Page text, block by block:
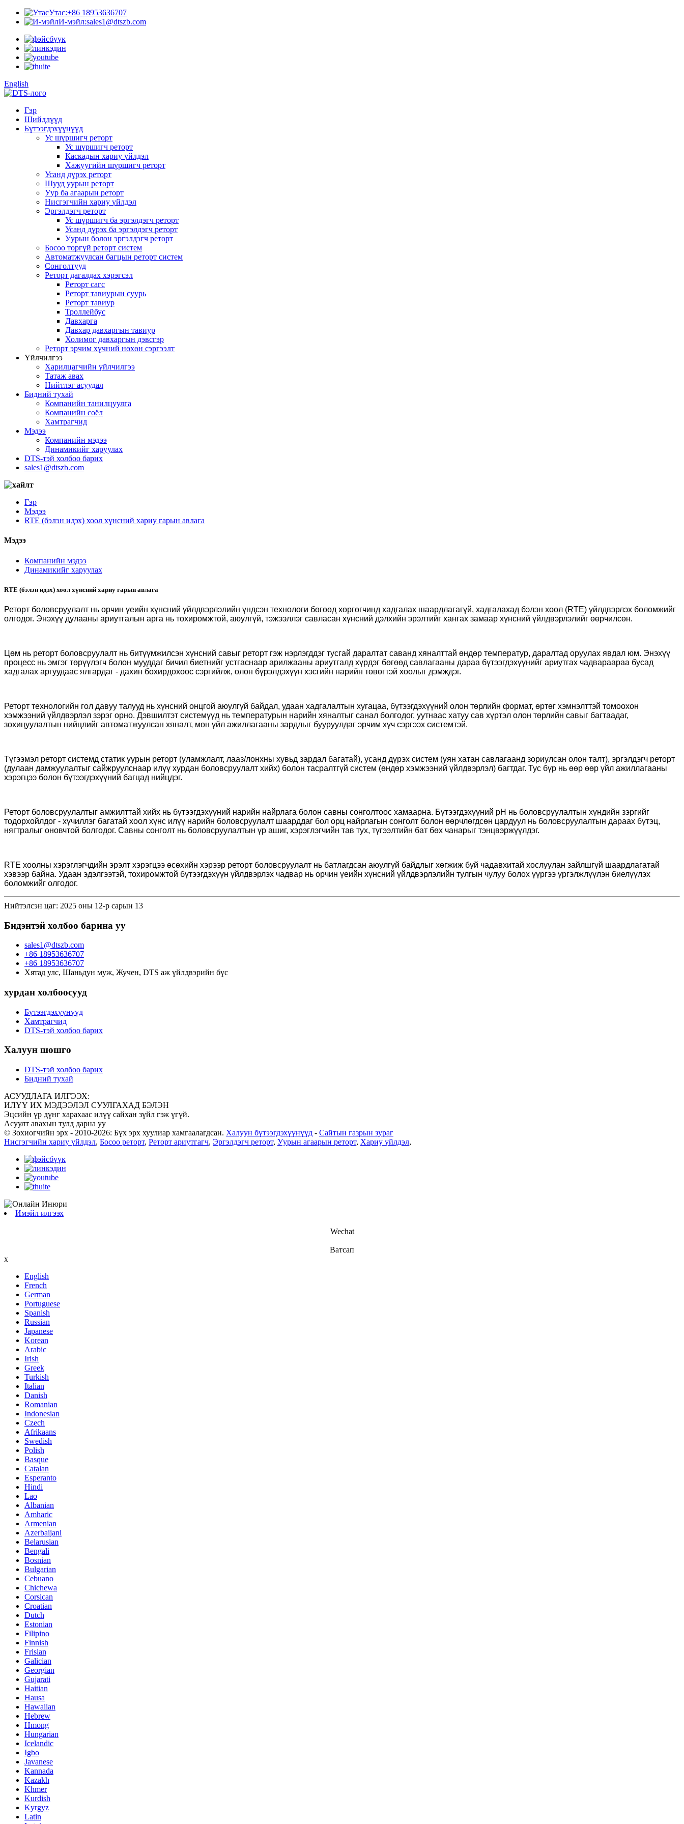
Утас:+86 18953636707
И-мэйл:sales1@dtszb.com
English
Гэр
Шийдлүүд
Бүтээгдэхүүнүүд
Ус шүршигч реторт
Ус шүршигч реторт
Каскадын хариу үйлдэл
Хажуугийн шүршигч реторт
Усанд дүрэх реторт
Шууд уурын реторт
Уур ба агаарын реторт
Нисгэгчийн хариу үйлдэл
Эргэлдэгч реторт
Ус шүршигч ба эргэлдэгч реторт
Усанд дүрэх ба эргэлдэгч реторт
Уурын болон эргэлдэгч реторт
Босоо торгүй реторт систем
Автоматжуулсан багцын реторт систем
Сонголтууд
Реторт дагалдах хэрэгсэл
Реторт сагс
Реторт тавиурын суурь
Реторт тавиур
Троллейбус
Давхарга
Давхар давхаргын тавиур
Холимог давхаргын дэвсгэр
Реторт эрчим хүчний нөхөн сэргээлт
Үйлчилгээ
Харилцагчийн үйлчилгээ
Татаж авах
Нийтлэг асуудал
Бидний тухай
Компанийн танилцуулга
Компанийн соёл
Хамтрагчид
Мэдээ
Компанийн мэдээ
Динамикийг харуулах
DTS-тэй холбоо барих
sales1@dtszb.com
Гэр
Мэдээ
RTE (бэлэн идэх) хоол хүнсний хариу гарын авлага
Мэдээ
Компанийн мэдээ
Динамикийг харуулах
RTE (бэлэн идэх) хоол хүнсний хариу гарын авлага
Реторт боловсруулалт нь орчин үеийн хүнсний үйлдвэрлэлийн үндсэн технологи бөгөөд хөргөгчинд хадгалах шаардлагагүй, хадгалахад бэлэн хоол (RTE) үйлдвэрлэх боломжийг
олгодог. Энэхүү дулааны ариутгалын арга нь тохиромжтой, аюулгүй, тэжээллэг савласан хүнсний дэлхийн эрэлтийг хангах замаар хүнсний үйлдвэрлэлийг өөрчилсөн.
Цөм нь реторт боловсруулалт нь битүүмжилсэн хүнсний савыг реторт гэж нэрлэгддэг тусгай даралтат саванд хяналттай өндөр температур, даралтад оруулах явдал юм. Энэхүү
процесс нь эмгэг төрүүлэгч болон мууддаг бичил биетнийг устгаснаар арилжааны ариутгалд хүрдэг бөгөөд савлагааны дараа бүтээгдэхүүнийг ариутгах чадвараараа бусад
хадгалах аргуудаас ялгардаг - дахин бохирдохоос сэргийлж, олон бүрэлдэхүүн хэсгийн нарийн төвөгтэй хоолыг дэмждэг.
Реторт технологийн гол давуу талууд нь хүнсний онцгой аюулгүй байдал, удаан хадгалалтын хугацаа, бүтээгдэхүүний олон төрлийн формат, өртөг хэмнэлттэй томоохон
хэмжээний үйлдвэрлэл зэрэг орно. Дэвшилтэт системүүд нь температурын нарийн хяналтыг санал болгодог, уутнаас хатуу сав хүртэл олон төрлийн савыг багтаадаг,
зохицуулалтын нийцлийг автоматжуулсан хяналт, мөн үйл ажиллагааны зардлыг бууруулдаг эрчим хүч сэргээх системтэй.
Түгээмэл реторт системд статик уурын реторт (уламжлалт, лааз/лонхны хувьд зардал багатай), усанд дүрэх систем (уян хатан савлагаанд зориулсан олон талт), эргэлдэгч реторт
(дулаан дамжуулалтыг сайжруулснаар илүү хурдан боловсруулалт хийх) болон тасралтгүй систем (өндөр хэмжээний үйлдвэрлэл) багтдаг. Тус бүр нь өөр өөр үйл ажиллагааны
хэрэгцээ болон бүтээгдэхүүний багцад нийцдэг.
Реторт боловсруулалтыг амжилттай хийх нь бүтээгдэхүүний нарийн найрлага болон савны сонголтоос хамаарна. Бүтээгдэхүүний рН нь боловсруулалтын хүндийн зэргийг
тодорхойлдог - хүчиллэг багатай хоол хүнс илүү нарийн боловсруулалт шаарддаг бол орц найрлагын сонголт болон өөрчлөгдсөн цардуул нь боловсруулалтын дараах бүтэц,
нягтралыг оновчтой болгодог. Савны сонголт нь боловсруулалтын үр ашиг, хэрэглэгчийн тав тух, түгээлтийн бат бөх чанарыг тэнцвэржүүлдэг.
RTE хоолны хэрэглэгчдийн эрэлт хэрэгцээ өсөхийн хэрээр реторт боловсруулалт нь батлагдсан аюулгүй байдлыг хөгжиж буй чадавхитай хослуулан зайлшгүй шаардлагатай
хэвээр байна. Удаан эдэлгээтэй, тохиромжтой бүтээгдэхүүн үйлдвэрлэх чадвар нь орчин үеийн хүнсний үйлдвэрлэлийн тулгын чулуу болох үүргээ үргэлжлүүлэн биелүүлэх
боломжийг олгодог.
Нийтэлсэн цаг: 2025 оны 12-р сарын 13
Бидэнтэй холбоо барина уу
sales1@dtszb.com
+86 18953636707
+86 18953636707
Хятад улс, Шаньдун муж, Жучен, DTS аж үйлдвэрийн бүс
хурдан холбоосууд
Бүтээгдэхүүнүүд
Хамтрагчид
DTS-тэй холбоо барих
Халуун шошго
DTS-тэй холбоо барих
Бидний тухай
АСУУДЛАГА ИЛГЭЭХ:
ИЛҮҮ ИХ МЭДЭЭЛЭЛ СУУЛГАХАД БЭЛЭН
Эцсийн үр дүнг харахаас илүү сайхан зүйл гэж үгүй.
Асуулт авахын тулд дарна уу
© Зохиогчийн эрх - 2010-2026: Бүх эрх хуулиар хамгаалагдсан. Халуун бүтээгдэхүүнүүд - Сайтын газрын зураг
Нисгэгчийн хариу үйлдэл, Босоо реторт, Реторт ариутгагч, Эргэлдэгч реторт, Уурын агаарын реторт, Хариу үйлдэл,
Имэйл илгээх
Wechat
Ватсап
x
English
French
German
Portuguese
Spanish
Russian
Japanese
Korean
Arabic
Irish
Greek
Turkish
Italian
Danish
Romanian
Indonesian
Czech
Afrikaans
Swedish
Polish
Basque
Catalan
Esperanto
Hindi
Lao
Albanian
Amharic
Armenian
Azerbaijani
Belarusian
Bengali
Bosnian
Bulgarian
Cebuano
Chichewa
Corsican
Croatian
Dutch
Estonian
Filipino
Finnish
Frisian
Galician
Georgian
Gujarati
Haitian
Hausa
Hawaiian
Hebrew
Hmong
Hungarian
Icelandic
Igbo
Javanese
Kannada
Kazakh
Khmer
Kurdish
Kyrgyz
Latin